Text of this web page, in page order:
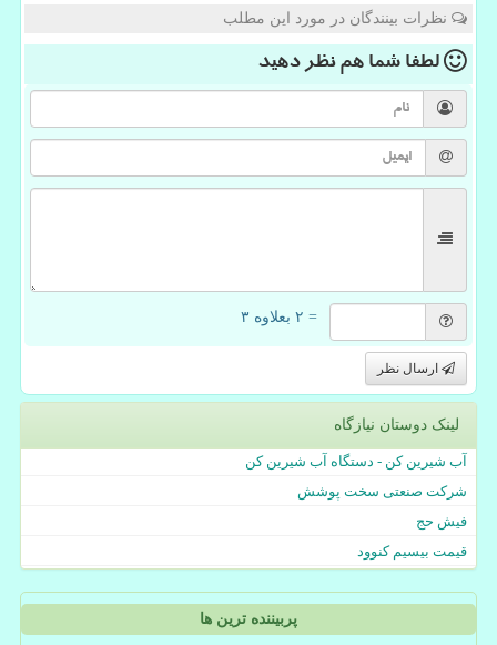
نظرات بینندگان در مورد این مطلب
لطفا شما همنظر دهید
= ۲ بعلاوه ۳
ارسال نظر
لینک دوستان نیازگاه
آب شیرین کن - دستگاه آب شیرین کن
شرکت صنعتی سخت پوشش
فیش حج
قیمت بیسیم کنوود
پربیننده ترین ها